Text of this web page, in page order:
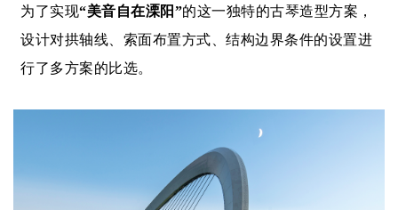
为了实现“美音自在溧阳”的这一独特的古琴造型方案，
设计对拱轴线、索面布置方式、结构边界条件的设置进
行了多方案的比选。